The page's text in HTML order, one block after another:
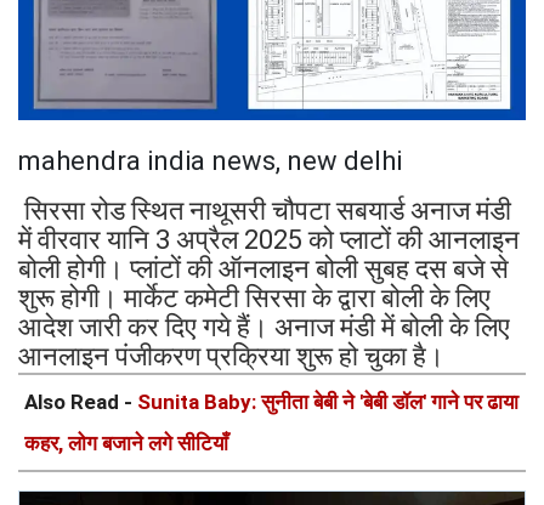
mahendra india news, new delhi
सिरसा रोड स्थित नाथूसरी चौपटा सबयार्ड अनाज मंडी
में वीरवार यानि 3 अप्रैल 2025 को प्लाटों की आनलाइन
बोली होगी। प्लांटों की ऑनलाइन बोली सुबह दस बजे से
शुरू होगी। मार्केट कमेटी सिरसा के द्वारा बोली के लिए
आदेश जारी कर दिए गये हैं। अनाज मंडी में बोली के लिए
आनलाइन पंजीकरण प्रक्रिया शुरू हो चुका है।
Also Read - Sunita Baby: सुनीता बेबी ने 'बेबी डॉल' गाने पर ढाया
कहर, लोग बजाने लगे सीटियाँ